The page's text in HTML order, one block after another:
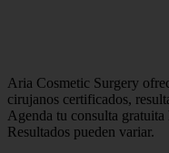
Aria Cosmetic Surgery
cirujanos certificados,
Agenda tu consulta
Resultados pueden variar.